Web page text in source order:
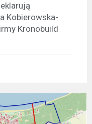
Kobierowska-
Kronobuild